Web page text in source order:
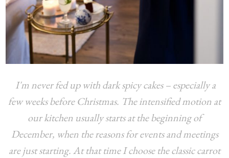
I'm never fed up with dark spicy cakes – especially a
few weeks before Christmas. The intensified motion at
our kitchen usually starts at the beginning of
December, when the reasons for events and meetings
are just starting. At that time I choose the classic carrot